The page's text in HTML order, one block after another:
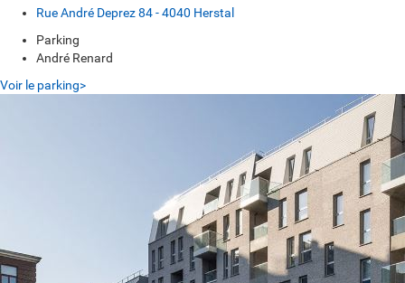
Rue André Deprez 84 - 4040 Herstal
Parking
André Renard
Voir le parking>